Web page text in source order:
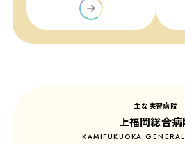
主な実習病院
上福岡総合病
KAMIFUKUOKA